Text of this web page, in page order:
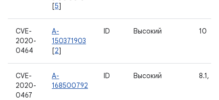
[5]
CVE-
2020-
0464
A-
150371903
[2]
ID Высокий 10
CVE-
2020-
0467
A-
168500792
ID Высокий 8.1, 9,